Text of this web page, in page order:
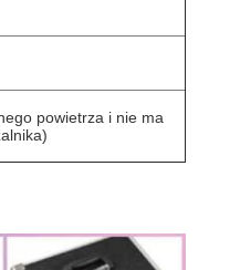
powietrza i nie ma